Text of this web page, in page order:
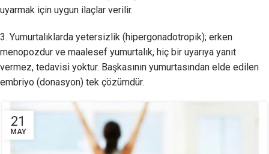
uyarmak için uygun ilaçlar verilir.
3. Yumurtalıklarda yetersizlik (hipergonadotropik); erken
menopozdur ve maalesef yumurtalık, hiç bir uyarıya yanıt
vermez, tedavisi yoktur. Başkasının yumurtasından elde edilen
embriyo (donasyon) tek çözümdür.
21
MAY